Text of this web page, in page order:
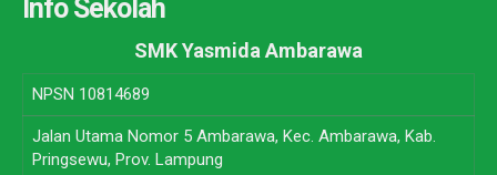
Info Sekolah
SMK Yasmida Ambarawa
NPSN 10814689
Jalan Utama Nomor 5 Ambarawa, Kec. Ambarawa, Kab.
Pringsewu, Prov. Lampung